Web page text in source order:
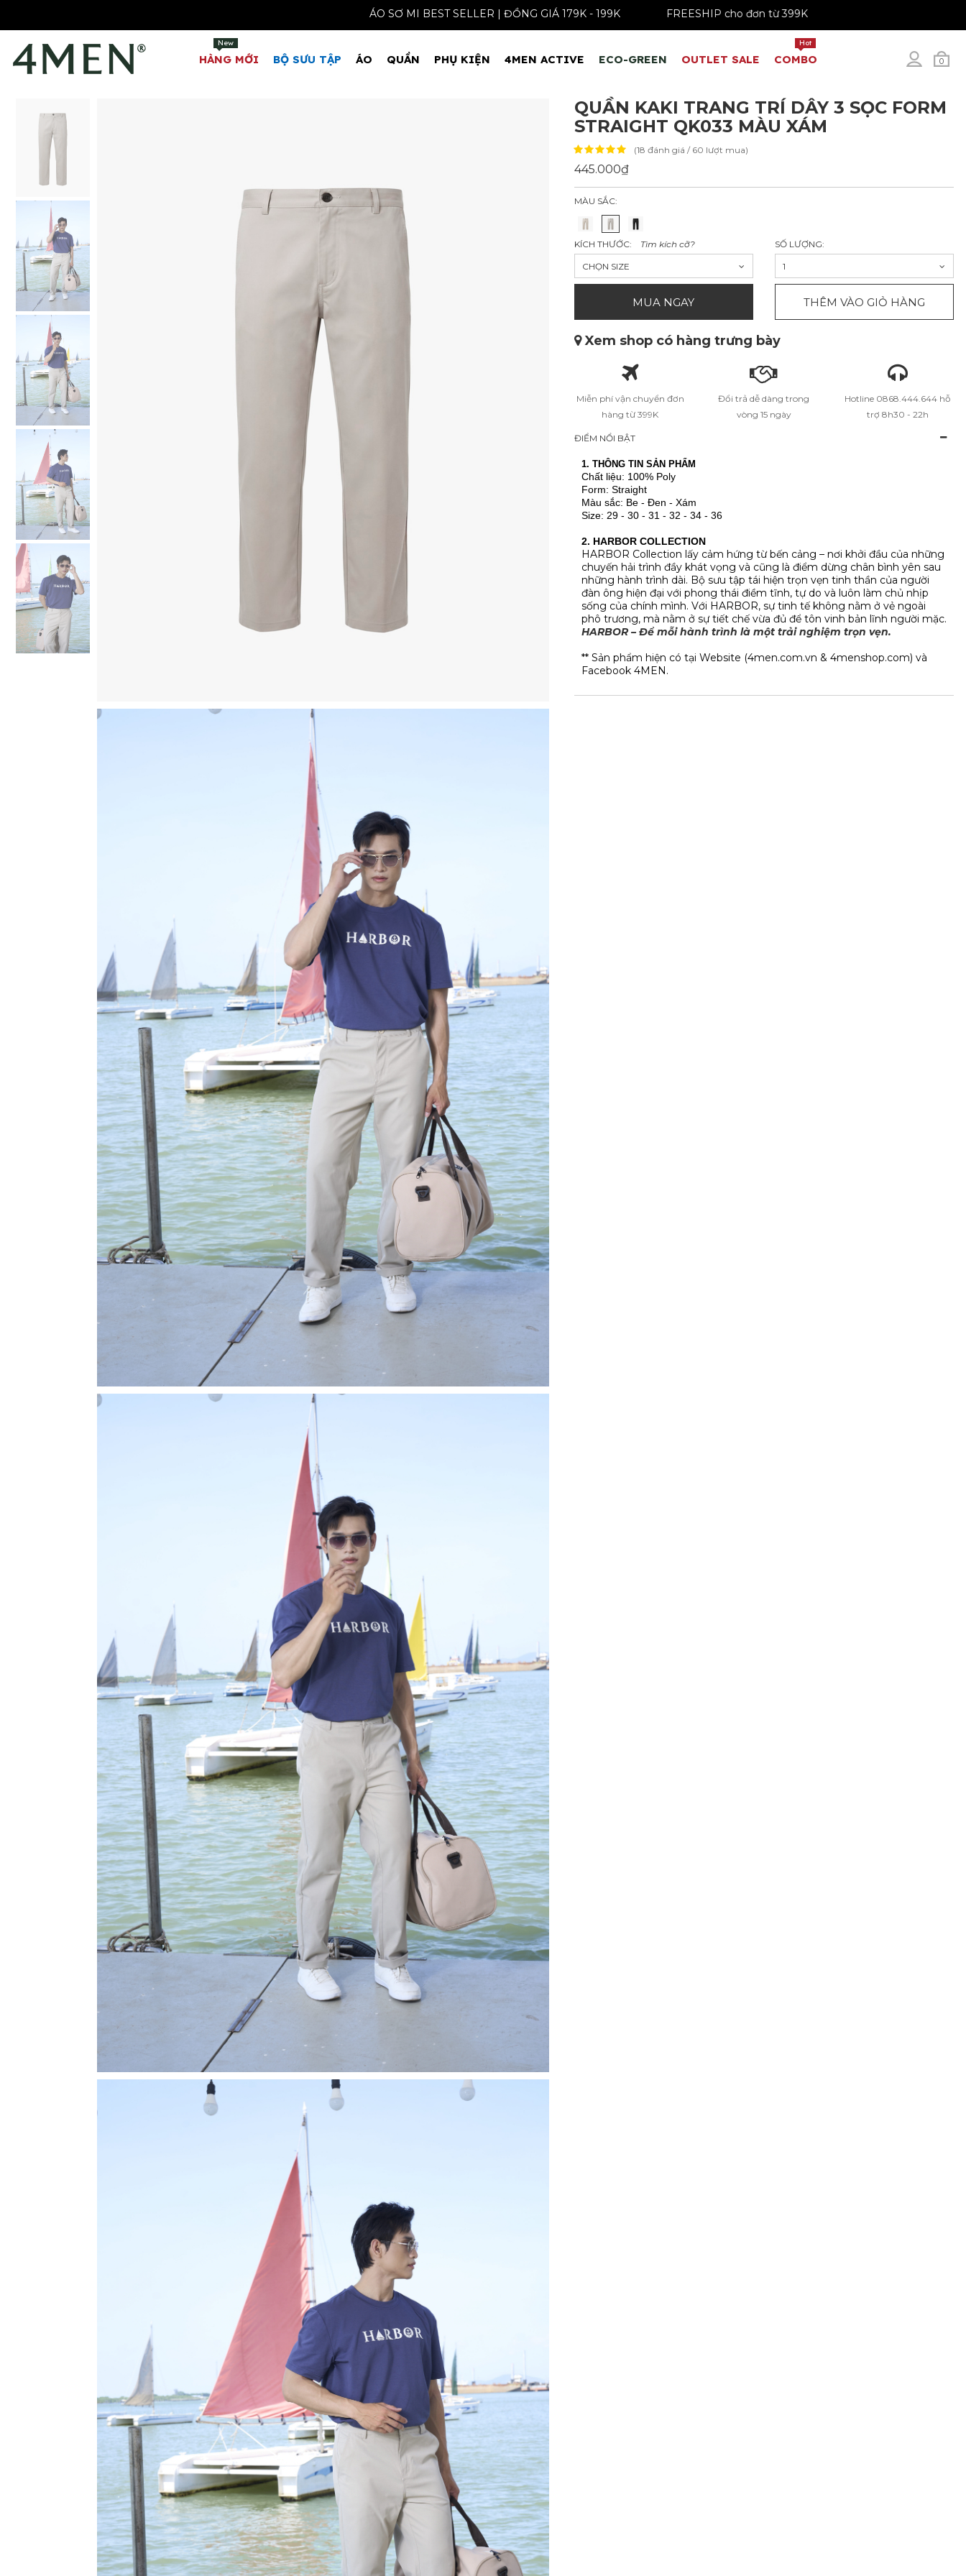
ÁO SƠ MI BEST SELLER | ĐỒNG GIÁ 179K - 199K FREESHIP cho đơn từ 399K
0
HÀNG MỚI
New
BỘ SƯU TẬP ÁO QUẦN PHỤ KIỆN 4MEN ACTIVE ECO-GREEN OUTLET SALE COMBO
Hot
QUẦN KAKI TRANG TRÍ DÂY 3 SỌC FORM
STRAIGHT QK033 MÀU XÁM
(18 đánh giá / 60 lượt mua)
445.000₫
MÀU SẮC:
KÍCH THƯỚC: Tìm kích cỡ?
CHỌN SIZE
SỐ LƯỢNG:
1
MUA NGAY THÊM VÀO GIỎ HÀNG
Xem shop có hàng trưng bày
Miễn phí vận chuyển đơn
hàng từ 399K
Đổi trả dễ dàng trong
vòng 15 ngày
Hotline 0868.444.644 hỗ
trợ 8h30 - 22h
ĐIỂM NỔI BẬT
1. THÔNG TIN SẢN PHẨM
Chất liệu: 100% Poly
Form: Straight
Màu sắc: Be - Đen - Xám
Size: 29 - 30 - 31 - 32 - 34 - 36
2. HARBOR COLLECTION
HARBOR Collection lấy cảm hứng từ bến cảng – nơi khởi đầu của những
chuyến hải trình đầy khát vọng và cũng là điểm dừng chân bình yên sau
những hành trình dài. Bộ sưu tập tái hiện trọn vẹn tinh thần của người
đàn ông hiện đại với phong thái điềm tĩnh, tự do và luôn làm chủ nhịp
sống của chính mình. Với HARBOR, sự tinh tế không nằm ở vẻ ngoài
phô trương, mà nằm ở sự tiết chế vừa đủ để tôn vinh bản lĩnh người mặc.
HARBOR – Để mỗi hành trình là một trải nghiệm trọn vẹn.
** Sản phẩm hiện có tại Website (4men.com.vn & 4menshop.com) và
Facebook 4MEN.